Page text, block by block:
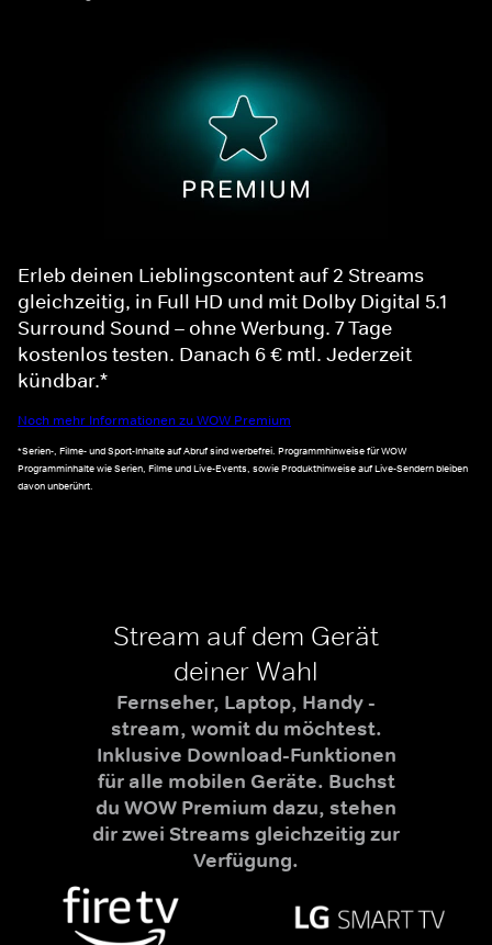
Erleb deinen Lieblingscontent auf 2 Streams
gleichzeitig, in Full HD und mit Dolby Digital 5.1
Surround Sound – ohne Werbung. 7 Tage
kostenlos testen. Danach 6 € mtl. Jederzeit
kündbar.*
Noch mehr Informationen zu WOW Premium
*Serien-, Filme- und Sport-Inhalte auf Abruf sind werbefrei. Programmhinweise für WOW
Programminhalte wie Serien, Filme und Live-Events, sowie Produkthinweise auf Live-Sendern bleiben
davon unberührt.
Stream auf dem Gerät
deiner Wahl
Fernseher, Laptop, Handy -
stream, womit du möchtest.
Inklusive Download-Funktionen
für alle mobilen Geräte. Buchst
du WOW Premium dazu, stehen
dir zwei Streams gleichzeitig zur
Verfügung.